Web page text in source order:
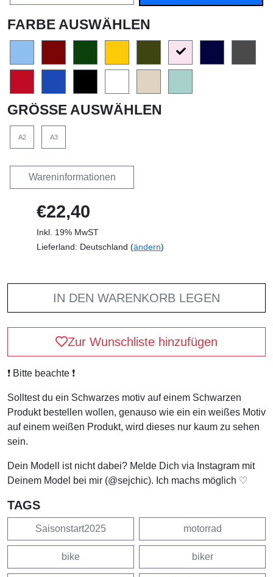
FARBE AUSWÄHLEN
GRÖSSE AUSWÄHLEN
A2 A3
Wareninformationen
€22,40
Inkl. 19% MwST
Lieferland: Deutschland (ändern)
IN DEN WARENKORB LEGEN
Zur Wunschliste hinzufügen
❗️ Bitte beachte ❗️
Solltest du ein Schwarzes motiv auf einem Schwarzen
Produkt bestellen wollen, genauso wie ein ein weißes Motiv
auf einem weißen Produkt, wird dieses nur kaum zu sehen
sein.
Dein Modell ist nicht dabei? Melde Dich via Instagram mit
Deinem Model bei mir (@sejchic). Ich machs möglich ♡
TAGS
Saisonstart2025 motorrad
bike biker